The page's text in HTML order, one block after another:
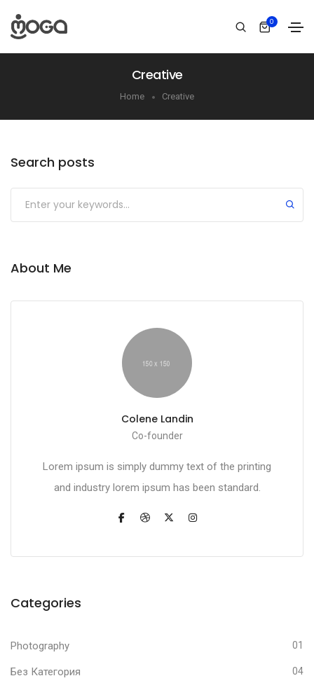
0
Creative
Home Creative
Search posts
About Me
Colene Landin
Co-founder
Lorem ipsum is simply dummy text of the printing
and industry lorem ipsum has been standard.
Categories
Photography 01
Без Категория 04